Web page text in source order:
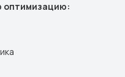
оптимизацию: